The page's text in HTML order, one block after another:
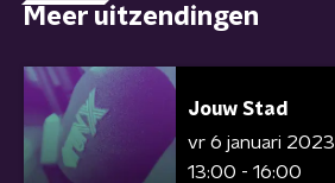
Meer uitzendingen
Jouw Stad
vr 6 januari 2023
13:00 - 16:00